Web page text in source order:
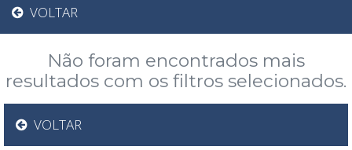
VOLTAR
Não foram encontrados mais
resultados com os filtros selecionados.
VOLTAR